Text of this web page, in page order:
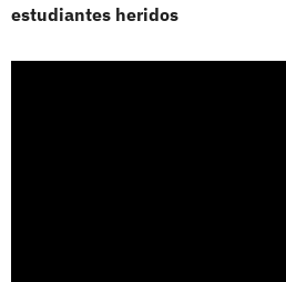
estudiantes heridos